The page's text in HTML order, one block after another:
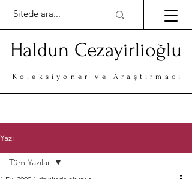
Haldun Cezayirlioğlu
Koleksiyoner ve Araştırmacı
Yazı
Tüm Yazılar